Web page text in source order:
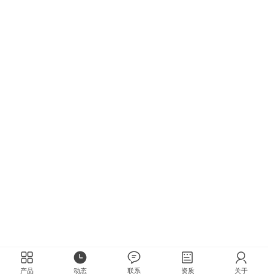
产品 动态 联系 资质 关于